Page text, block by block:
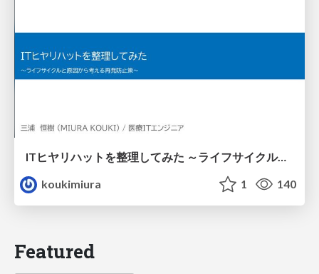
ITヒヤリハットを整理してみた ～ライフサイクルと原因から考える再発防止策～
koukimiura
1 140
Featured